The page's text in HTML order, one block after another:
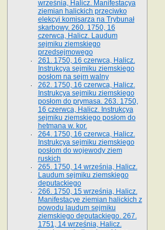
września, Halicz. Manifestacya
ziemian halickich przeciwko
elekcyi komisarza na Trybunał
skarbowy. 260. 1750, 16
czerwca, Halicz. Laudum
sejmiku ziemskiego
przedsejmowego
261. 1750, 16 czerwca, Halicz.
Instrukcya sejmiku ziemskiego
posłom na sejm walny
262. 1750, 16 czerwca, Halicz.
Instrukcya sejmiku ziemskiego
posłom do prymasa. 263. 1750,
16 czerwca, Halicz. Instrukcya
sejmiku ziemskiego posłom do
hetmana w. kor.
264. 1750, 16 czerwca, Halicz.
Instrukcya sejmiku ziemskiego
posłom do wojewody ziem
ruskich
265. 1750, 14 września, Halicz.
Laudum sejmiku ziemskiego
deputackiego
266. 1750, 15 września, Halicz.
Manifestacye ziemian halickich z
powodu laudum sejmiku
ziemskiego deputackiego. 267.
1751, 14 września, Halicz.